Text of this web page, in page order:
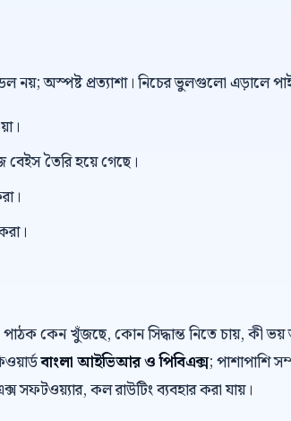
নয়; অস্পষ্ট প্রত্যাশা। নিচের ভুলগুলো এড়ালে
তৈরি হয়ে গেছে।
পাঠক কেন খুঁজছে, কোন সিদ্ধান্ত নিতে চায়, কী
বাংলা আইভিআর ও পিবিএক্স; পাশাপাশি
সফটওয়্যার, কল রাউটিং ব্যবহার করা যায়।